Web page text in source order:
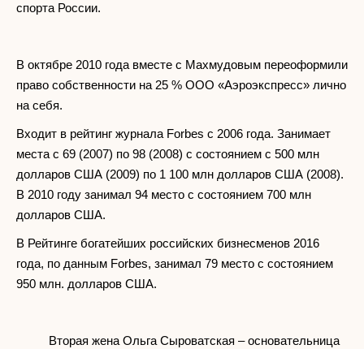
спорта России.
В октябре 2010 года вместе с Махмудовым переоформили
право собственности на 25 % ООО «Аэроэкспресс» лично
на себя.
Входит в рейтинг журнала Forbes с 2006 года. Занимает
места с 69 (2007) по 98 (2008) с состоянием с 500 млн
долларов США (2009) по 1 100 млн долларов США (2008).
В 2010 году занимал 94 место с состоянием 700 млн
долларов США.
В Рейтинге богатейших российских бизнесменов 2016
года, по данным Forbes, занимал 79 место с состоянием
950 млн. долларов США.
Вторая жена Ольга Сыроватская – основательница